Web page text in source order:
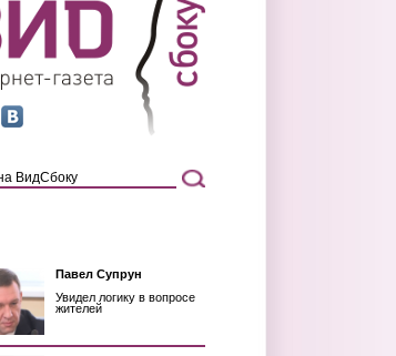
Павел Супрун
Увидел логику в вопросе
жителей